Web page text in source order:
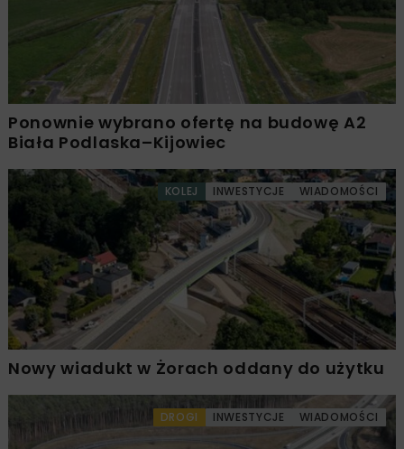
Ponownie wybrano ofertę na budowę A2
Biała Podlaska–Kijowiec
KOLEJ INWESTYCJE WIADOMOŚCI
Nowy wiadukt w Żorach oddany do użytku
DROGI INWESTYCJE WIADOMOŚCI